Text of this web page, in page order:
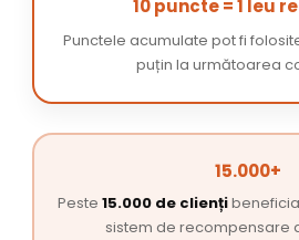
10 puncte = 1 leu
Punctele acumulate pot fi
puțin la următoarea
15.000+
Peste 15.000 de clienți
sistem de recompensare